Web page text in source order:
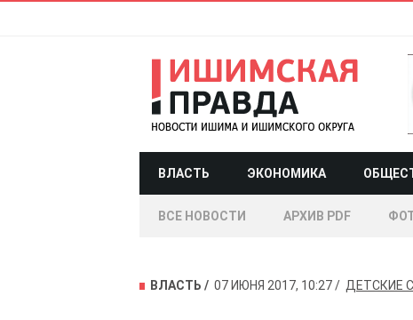
ВЛАСТЬ ЭКОНОМИКА
ВСЕ НОВОСТИ АРХИВ PDF
ВЛАСТЬ 07 ИЮНЯ 2017, 10:27 ДЕТСКИЕ